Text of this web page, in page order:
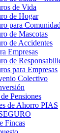
de Vida
de Hogar
para
de Mascotas
de Accidentes
Empresas
de
para Empresas
Colectivo
Pensiones
de Ahorro PIAS
Fincas